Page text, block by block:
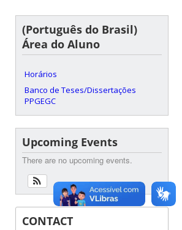
(Português do Brasil)
Área do Aluno
Horários
Banco de Teses/Dissertações
PPGEGC
Upcoming Events
There are no upcoming events.
CONTACT